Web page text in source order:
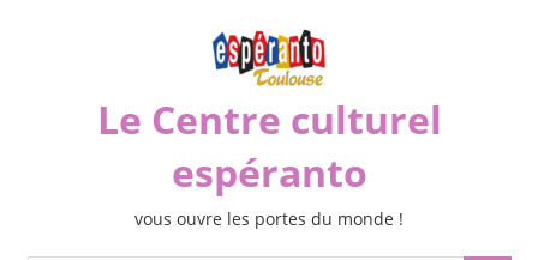
Le Centre culturel
espéranto
vous ouvre les portes du monde !